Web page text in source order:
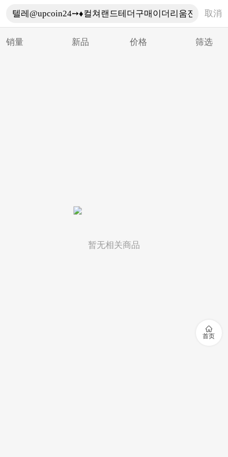
取消
销量 新品 价格 筛选
暂无相关商品

首页